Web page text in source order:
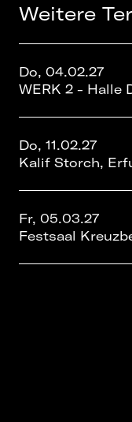
Weitere
Do, 04.02.27
WERK 2 - Halle
Do, 11.02.27
Kalif Storch,
Fr, 05.03.27
Festsaal